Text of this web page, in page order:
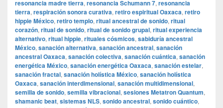
resonancia madre tierra, resonancia Schumann 7, resonancia
tierra, respiración sonora curativa, retiro espiritual Oaxaca, retiro
hippie México, retiro templo, ritual ancestral de sonido, ritual
corazón, ritual de sonido, ritual de sonido grupal, ritual experiencia
alternativo, ritual hippie, rituales cósmicos, sabiduría ancestral
México, sanación alternativa, sanación ancestral, sanación
ancestral Oaxaca, sanación colectiva, sanación cuántica, sanación
energética México, sanación energética Oaxaca, sanación estelar,
sanación fractal, sanación holística México, sanación holística
Oaxaca, sanación interdimensional, sanación multidimensional,
semilla de sonido, semilla vibracional, sesiones Metatron Quantum,
shamanic beat, sistemas NLS, sonido ancestral, sonido cuántico,